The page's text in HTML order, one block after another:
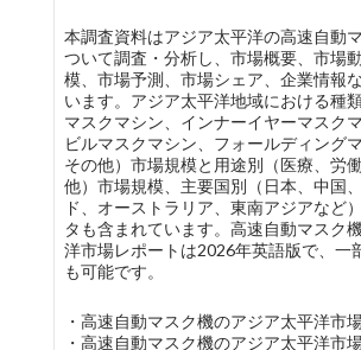
本調査資料はアジア太平洋の高速自動
ついて調査・分析し、市場概要、市場
模、市場予測、市場シェア、企業情報
います。アジア太平洋地域における種
マスクマシン、インナーイヤーマスク
ビルマスクマシン、フォールディング
その他）市場規模と用途別（医療、労
他）市場規模、主要国別（日本、中国
ド、オーストラリア、東南アジアなど
タも含まれています。高速自動マスク
洋市場レポートは2026年英語版で、一
も可能です。
・高速自動マスク機のアジア太平洋市
・高速自動マスク機のアジア太平洋市